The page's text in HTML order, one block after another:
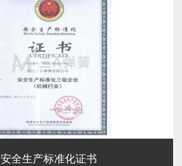
安全生产标准化证书